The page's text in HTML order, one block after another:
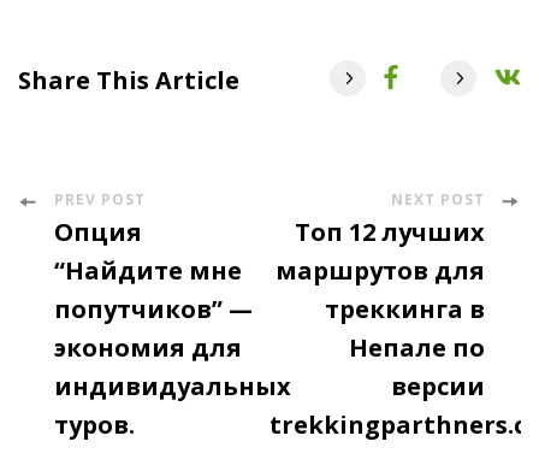
Share This Article
Post
Navigation
PREV POST
Опция
“Найдите мне
попутчиков” —
экономия для
индивидуальных
туров.
NEXT POST
Топ 12 лучших
маршрутов для
треккинга в
Непале по
версии